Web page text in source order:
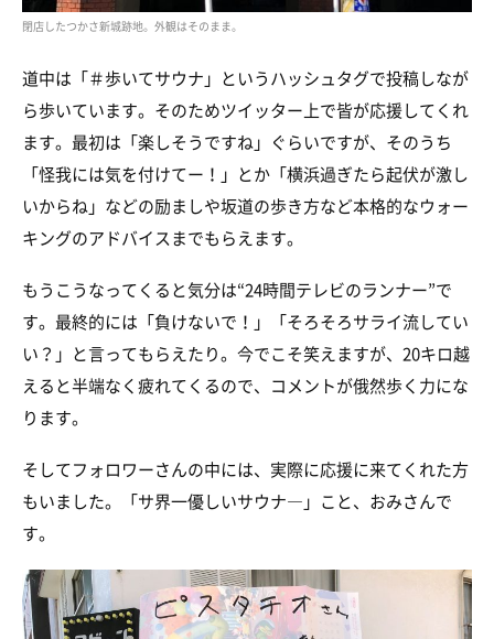
閉店したつかさ新城跡地。外観はそのまま。
道中は「＃歩いてサウナ」というハッシュタグで投稿しなが
ら歩いています。そのためツイッター上で皆が応援してくれ
ます。最初は「楽しそうですね」ぐらいですが、そのうち
「怪我には気を付けてー！」とか「横浜過ぎたら起伏が激し
いからね」などの励ましや坂道の歩き方など本格的なウォー
キングのアドバイスまでもらえます。
もうこうなってくると気分は“24時間テレビのランナー”で
す。最終的には「負けないで！」「そろそろサライ流してい
い？」と言ってもらえたり。今でこそ笑えますが、20キロ越
えると半端なく疲れてくるので、コメントが俄然歩く力にな
ります。
そしてフォロワーさんの中には、実際に応援に来てくれた方
もいました。「サ界一優しいサウナ―」こと、おみさんで
す。